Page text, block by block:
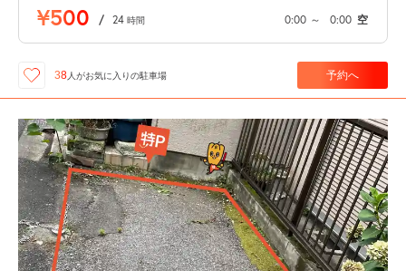
¥500 / 24 時間 0:00 ～ 0:00 空
38人がお気に入りの駐車場 予約へ